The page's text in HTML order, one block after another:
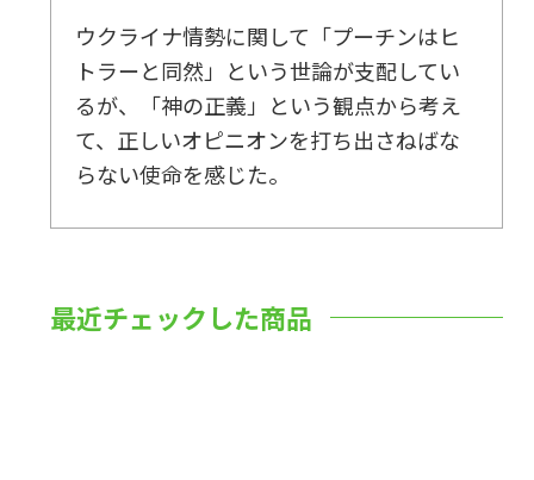
ウクライナ情勢に関して「プーチンはヒ
トラーと同然」という世論が支配してい
るが、「神の正義」という観点から考え
て、正しいオピニオンを打ち出さねばな
らない使命を感じた。
最近チェックした商品